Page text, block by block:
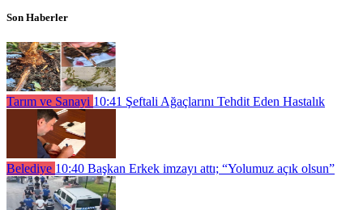
Son Haberler
Tarım ve Sanayi 10:41 Şeftali Ağaçlarını Tehdit Eden Hastalık
Belediye 10:40 Başkan Erkek imzayı attı; “Yolumuz açık olsun”